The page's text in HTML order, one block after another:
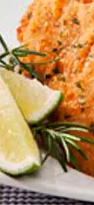
100%
Doces,
Pães e
Bebidas